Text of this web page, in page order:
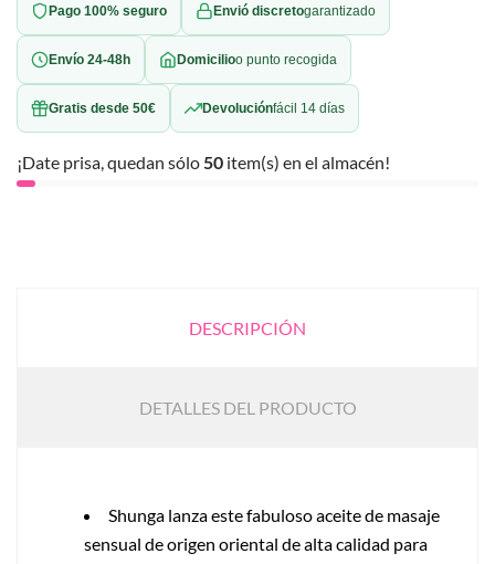
Pago 100% seguro Envió discretogarantizado
Envío 24-48h Domicilioo punto recogida
Gratis desde 50€ Devoluciónfácil 14 días
¡Date prisa, quedan sólo 50 item(s) en el almacén!
DESCRIPCIÓN
DETALLES DEL PRODUCTO
Shunga lanza este fabuloso aceite de masaje
sensual de origen oriental de alta calidad para